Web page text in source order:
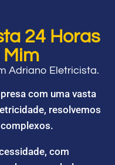
24 Horas
Mim
Adriano Eletricista.
com uma vasta
resolvemos
com